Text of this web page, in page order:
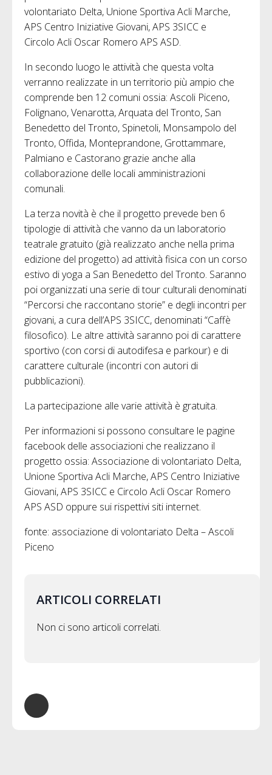
volontariato Delta, Unione Sportiva Acli Marche,
APS Centro Iniziative Giovani, APS 3SICC e
Circolo Acli Oscar Romero APS ASD.
In secondo luogo le attività che questa volta
verranno realizzate in un territorio più ampio che
comprende ben 12 comuni ossia: Ascoli Piceno,
Folignano, Venarotta, Arquata del Tronto, San
Benedetto del Tronto, Spinetoli, Monsampolo del
Tronto, Offida, Monteprandone, Grottammare,
Palmiano e Castorano grazie anche alla
collaborazione delle locali amministrazioni
comunali.
La terza novità è che il progetto prevede ben 6
tipologie di attività che vanno da un laboratorio
teatrale gratuito (già realizzato anche nella prima
edizione del progetto) ad attività fisica con un corso
estivo di yoga a San Benedetto del Tronto. Saranno
poi organizzati una serie di tour culturali denominati
“Percorsi che raccontano storie” e degli incontri per
giovani, a cura dell’APS 3SICC, denominati “Caffè
filosofico). Le altre attività saranno poi di carattere
sportivo (con corsi di autodifesa e parkour) e di
carattere culturale (incontri con autori di
pubblicazioni).
La partecipazione alle varie attività è gratuita.
Per informazioni si possono consultare le pagine
facebook delle associazioni che realizzano il
progetto ossia: Associazione di volontariato Delta,
Unione Sportiva Acli Marche, APS Centro Iniziative
Giovani, APS 3SICC e Circolo Acli Oscar Romero
APS ASD oppure sui rispettivi siti internet.
fonte: associazione di volontariato Delta – Ascoli
Piceno
ARTICOLI CORRELATI
Non ci sono articoli correlati.